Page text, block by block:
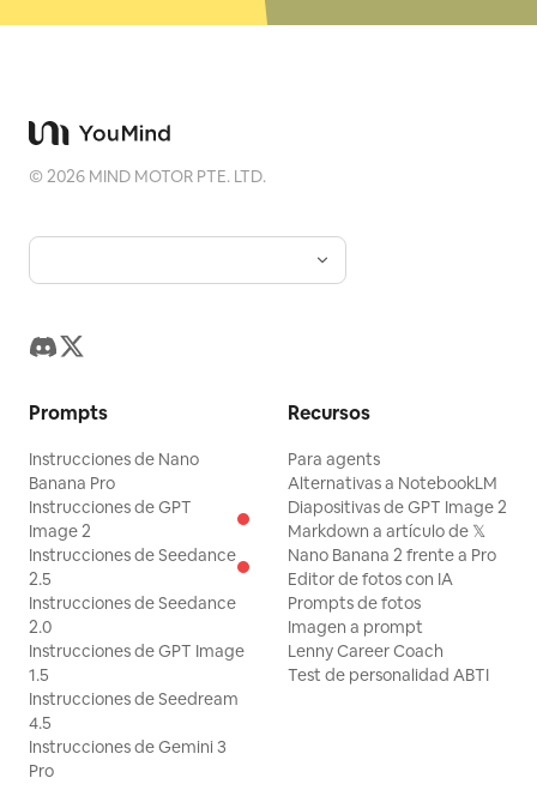
©2026 MIND MOTOR PTE. LTD.
Prompts
Instrucciones de Nano
Banana Pro
Instrucciones de GPT
Image 2
Instrucciones de Seedance
2.5
Instrucciones de Seedance
2.0
Instrucciones de GPT Image
1.5
Instrucciones de Seedream
4.5
Instrucciones de Gemini 3
Pro
Recursos
Para agents
Alternativas a NotebookLM
Diapositivas de GPT Image 2
Markdown a artículo de 𝕏
Nano Banana 2 frente a Pro
Editor de fotos con IA
Prompts de fotos
Imagen a prompt
Lenny Career Coach
Test de personalidad ABTI